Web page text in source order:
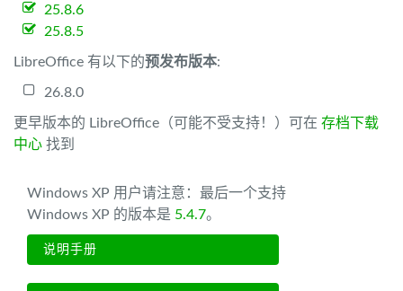
25.8.6
25.8.5
LibreOffice 有以下的预发布版本:
26.8.0
更早版本的 LibreOffice（可能不受支持！）可在 存档下载
中心 找到
Windows XP 用户请注意：最后一个支持
Windows XP 的版本是 5.4.7。
说明手册